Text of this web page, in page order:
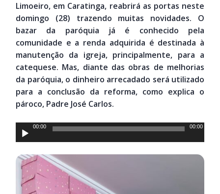
Limoeiro, em Caratinga, reabrirá as portas neste
domingo (28) trazendo muitas novidades. O
bazar da paróquia já é conhecido pela
comunidade e a renda adquirida é destinada à
manutenção da igreja, principalmente, para a
catequese. Mas, diante das obras de melhorias
da paróquia, o dinheiro arrecadado será utilizado
para a conclusão da reforma, como explica o
pároco, Padre José Carlos.
Tocador
de
áudio
00:00 00:00